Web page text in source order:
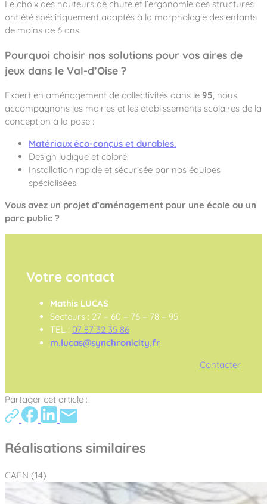
Le choix des hauteurs de chute et l’ergonomie des structures
ont été spécifiquement adaptés à la morphologie des enfants
de moins de 6 ans.
Pourquoi choisir nos solutions pour vos aires de
jeux dans le Val-d’Oise ?
Expert en aménagement de collectivités dans le 95, nous
accompagnons les mairies et les établissements scolaires de la
conception à la pose :
Matériaux éco-conçus et durables.
Design ludique et coloré.
Installation rapide et sécurisée par nos équipes
spécialisées.
Vous avez un projet d’aménagement pour une école ou un
parc public ?
Votre contact
Mathis LUCAS
Secteurs : 27 – 60 – 76 – 78 – 95
TEL : 07 87 32 35 86
m.lucas@synchronicity.fr
Contacter
Partager cet article :
Réalisations similaires
CAEN (14)